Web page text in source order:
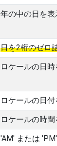
年の中の日を表
日を2桁のゼロ
ロケールの日
ロケールの日
ロケールの時
'AM' または